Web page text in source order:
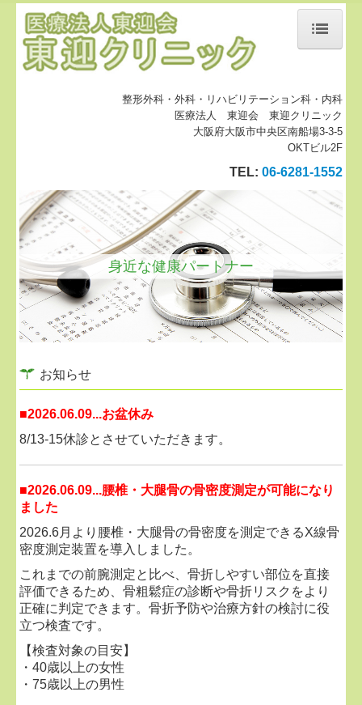
ホーム
地図、交通案内
個人情報保護方針
書面掲示事項
整形外科・外科・リハビリテーション科・内科
医療法人 東迎会 東迎クリニック
大阪府大阪市中央区南船場3-3-5
OKTビル2F
TEL: 06-6281-1552
身近な健康パートナー
お知らせ
■2026.06.09...お盆休み
8/13-15休診とさせていただきます。
■2026.06.09...腰椎・大腿骨の骨密度測定が可能になり
ました
2026.6月より腰椎・大腿骨の骨密度を測定できるX線骨
密度測定装置を導入しました。
これまでの前腕測定と比べ、骨折しやすい部位を直接
評価できるため、骨粗鬆症の診断や骨折リスクをより
正確に判定できます。骨折予防や治療方針の検討に役
立つ検査です。
【検査対象の目安】
・40歳以上の女性
・75歳以上の男性